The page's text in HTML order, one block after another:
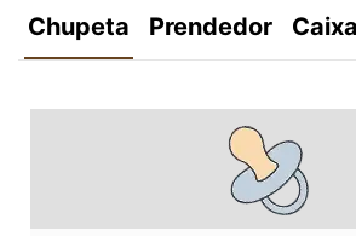
Chupeta Prendedor